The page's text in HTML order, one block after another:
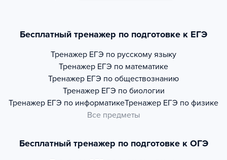
Бесплатный тренажер по подготовке к ЕГЭ
Тренажер ЕГЭ по русскому языку
Тренажер ЕГЭ по математике
Тренажер ЕГЭ по обществознанию
Тренажер ЕГЭ по биологии
Тренажер ЕГЭ по информатикеТренажер ЕГЭ по физике
Все предметы
Бесплатный тренажер по подготовке к ОГЭ